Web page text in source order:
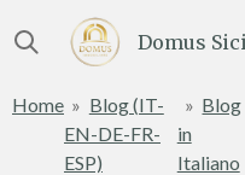
al
principale
Domus
Home » Blog (IT-
EN-DE-FR-
ESP)
» Blog
in
Italiano